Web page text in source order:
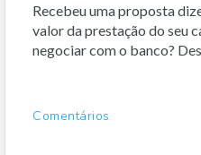
Recebeu uma proposta
valor da prestação do seu
negociar com o banco?
Comentários